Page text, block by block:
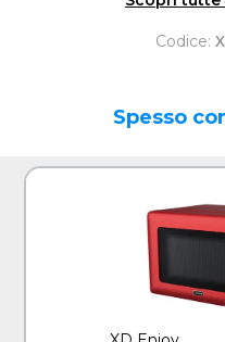
Codice:
Spesso